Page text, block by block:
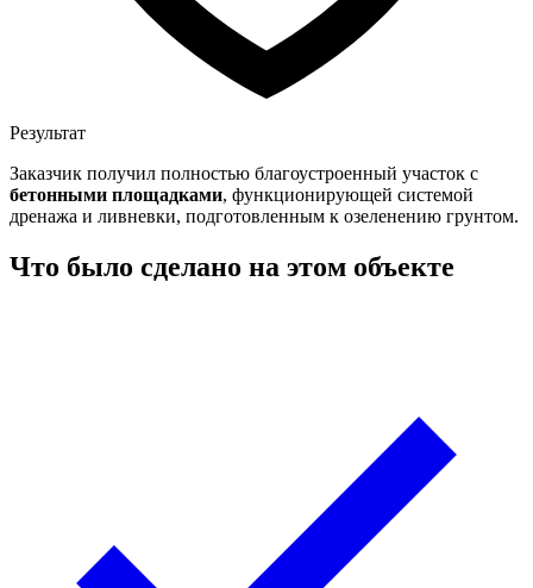
Результат
Заказчик получил полностью благоустроенный участок с
бетонными площадками, функционирующей системой
дренажа и ливневки, подготовленным к озеленению грунтом.
Что было сделано на этом объекте